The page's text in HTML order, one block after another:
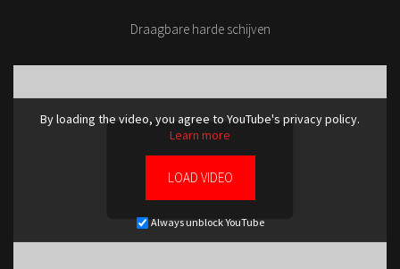
Draagbare harde schijven
By loading the video, you agree to YouTube's privacy policy.
Learn more
LOAD VIDEO
Always unblock YouTube